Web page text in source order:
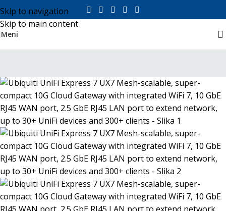
Skip to navigation
Skip to main content
Meni